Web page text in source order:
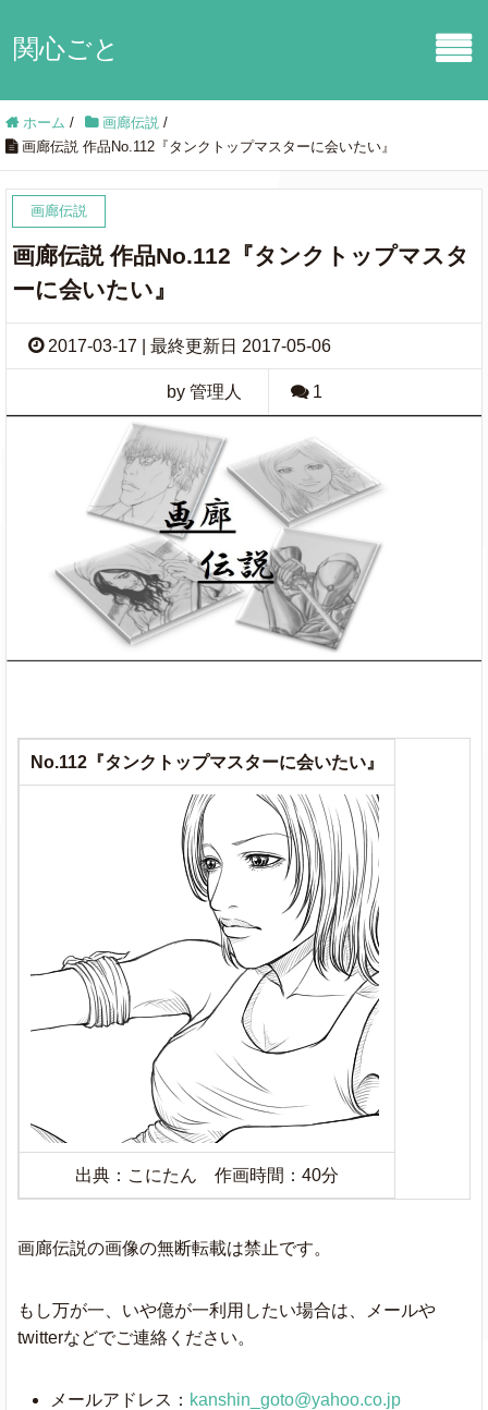
関心ごと
ホーム / 画廊伝説 /
画廊伝説 作品No.112『タンクトップマスターに会いたい』
画廊伝説
画廊伝説 作品No.112『タンクトップマスタ
ーに会いたい』
2017-03-17 | 最終更新日 2017-05-06
by 管理人 1
No.112『タンクトップマスターに会いたい』
出典：こにたん 作画時間：40分
画廊伝説の画像の無断転載は禁止です。
もし万が一、いや億が一利用したい場合は、メールや
twitterなどでご連絡ください。
メールアドレス： kanshin_goto@yahoo.co.jp